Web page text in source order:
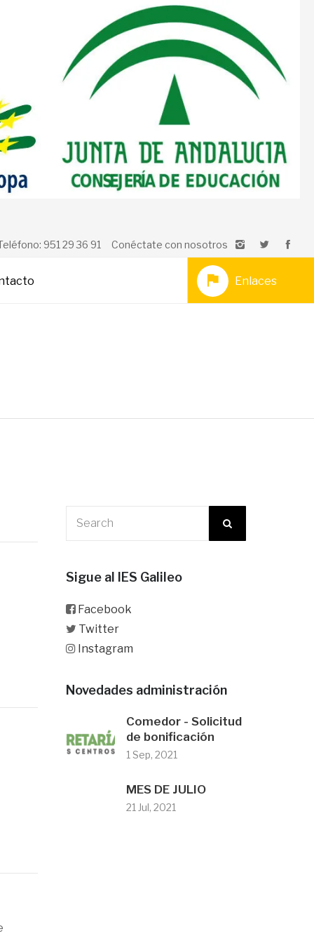
Conéctate con nosotros
951 29 36 91
Enlaces
Sigue al IES Galileo
Facebook
Twitter
Instagram
Novedades administración
Comedor - Solicitud
de bonificación
1 Sep, 2021
MES DE JULIO
21 Jul, 2021